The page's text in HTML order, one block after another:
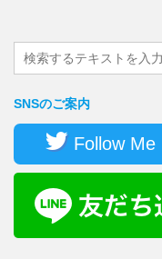
SNSのご案内
Follow Me